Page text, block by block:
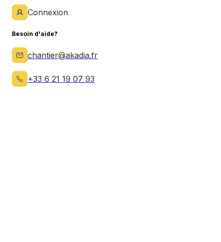
Connexion
Besoin d'aide?
chantier@akadia.fr
+33 6 21 19 07 93